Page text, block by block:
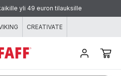
sisältöön
yli 49 euron tilauksille
CREATIVATE